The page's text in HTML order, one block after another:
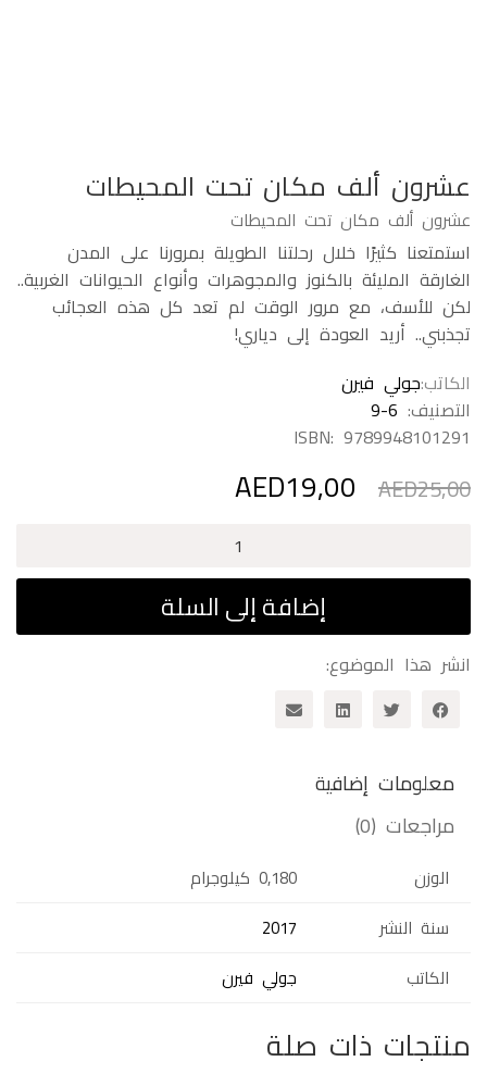
عشرون ألف مكان تحت المحيطات
عشرون ألف مكان تحت المحيطات
استمتعنا كثيرًا خلال رحلتنا الطويلة بمرورنا على المدن
الغارقة المليئة بالكنوز والمجوهرات وأنواع الحيوانات الغربية..
لكن للأسف، مع مرور الوقت لم تعد كل هذه العجائب
تجذبني.. أريد العودة إلى دياري!
الكاتبجولي فيرن
التصنيف: 9-6
ISBN:9789948101291
AED25,00 السعر
الأصلي
AED25,00.
AED19,00 السعر
الحالي
هو:
AED19,00.
ألف
تحت
المحيطات
إضافة إلى السلة
انشر هذا الموضوع:
معلومات إضافية
مراجعات (0)
الوزن
0,180 كيلوجرام
سنة النشر
2017
الكاتب
جولي فيرن
منتجات ذات صلة